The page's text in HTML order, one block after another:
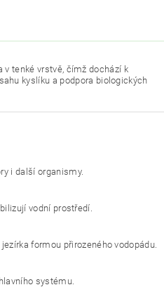
tenké vrstvě, čímž dochází k
kyslíku a podpora biologických
i další organismy.
vodní prostředí.
formou přirozeného vodopádu.
systému.